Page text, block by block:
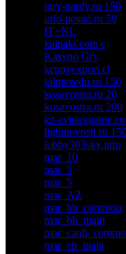
igry-nardy.ru 150
info-posad.ru 50
IT+NL
kaipaki.com c
Kasyno Gry
kennyexport.cl
kilmezedu.ru 150
kosavostra.ru 20
kosavostra.ru 200
kz-
lightnovosti.ru
lobby303sky.info
mar_10
mar_3
mar_5
mar_AZ
mar_bh_common
mar_bh_main
mar_ch_main